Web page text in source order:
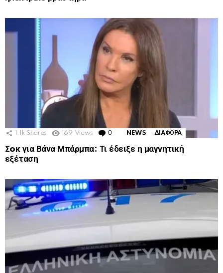
1.1k Shares 169 Views 0 Comments
NEWS ΔΙΑΦΟΡΑ
Σoκ για Βάνα Μπάρμπα: Τι έδειξε η μαγνητική
εξέταση